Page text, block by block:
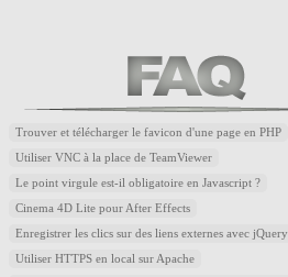
Trouver et télécharger le favicon d'une page en PHP
Utiliser VNC à la place de TeamViewer
Le point virgule est-il obligatoire en Javascript ?
Cinema 4D Lite pour After Effects
Enregistrer les clics sur des liens externes avec jQuery
Utiliser HTTPS en local sur Apache